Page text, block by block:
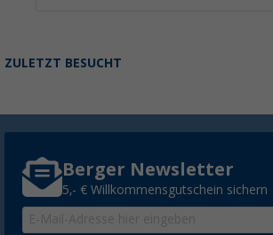
ZULETZT BESUCHT
Berger Newsletter
5,- € Willkommensgutschein sichern